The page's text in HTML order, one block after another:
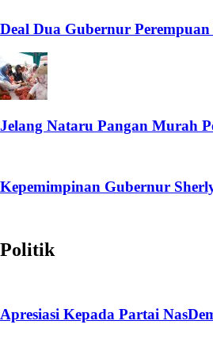
Deal Dua Gubernur
Jelang Nataru Pangan Murah
Kepemimpinan Gubernur
Politik
Apresiasi Kepada Partai